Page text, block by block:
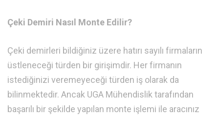
Çeki Demiri Nasıl Monte Edilir?
Çeki demirleri bildiğiniz üzere hatırı sayılı firmaların
üstleneceği türden bir girişimdir. Her firmanın
istediğinizi veremeyeceği türden iş olarak da
bilinmektedir. Ancak UGA Mühendislik tarafından
başarılı bir şekilde yapılan monte işlemi ile aracınız